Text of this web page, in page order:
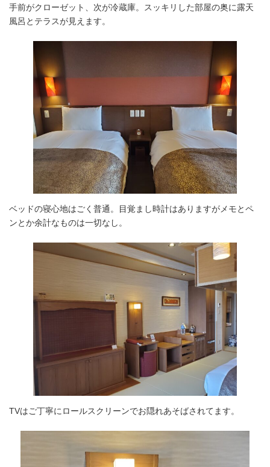
手前がクローゼット、次が冷蔵庫。スッキリした部屋の奥に露天
風呂とテラスが見えます。
ベッドの寝心地はごく普通。目覚まし時計はありますがメモとペ
ンとか余計なものは一切なし。
TVはご丁寧にロールスクリーンでお隠れあそばされてます。